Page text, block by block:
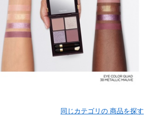
同じカテゴリの 商品を探す